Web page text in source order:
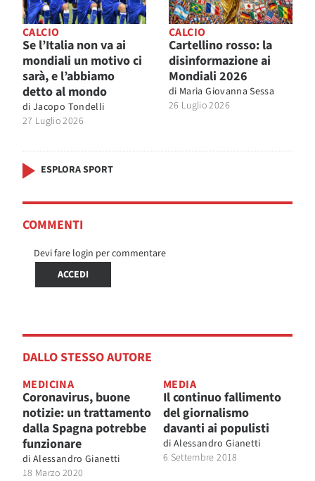
CALCIO
Se l’Italia non va ai
mondiali un motivo ci
sarà, e l’abbiamo
detto al mondo
di Jacopo Tondelli
27 Luglio 2026
CALCIO
Cartellino rosso: la
disinformazione ai
Mondiali 2026
di Maria Giovanna Sessa
26 Luglio 2026
ESPLORA SPORT
COMMENTI
Devi fare login per commentare
ACCEDI
DALLO STESSO AUTORE
MEDICINA
Coronavirus, buone
notizie: un trattamento
dalla Spagna potrebbe
funzionare
di Alessandro Gianetti
18 Marzo 2020
MEDIA
Il continuo fallimento
del giornalismo
davanti ai populisti
di Alessandro Gianetti
6 Settembre 2018